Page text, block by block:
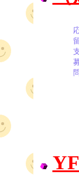
応
留
支
募
問